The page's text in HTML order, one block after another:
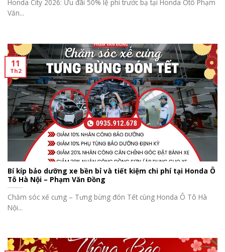
Honda City 2026: Ưu đãi 50% lệ phí trước bạ tại Honda Ôtô Phạm
Văn...
Bí kíp bảo dưỡng xe bền bỉ và tiết kiệm chi phí tại Honda Ô
Tô Hà Nội – Phạm Văn Đồng
Chăm sóc xế cưng – Tưng bừng đón Tết cùng Honda Ô Tô Hà
Nội...
11
Th2